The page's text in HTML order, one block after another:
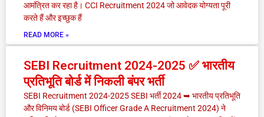
आमंत्रित कर रहा है। CCI Recruitment 2024 जो आवेदक योग्यता पूरी
करते हैं और इच्छुक हैं
READ MORE »
SEBI Recruitment 2024-2025 ✅ भारतीय
प्रतिभूति बोर्ड में निकली बंपर भर्ती
SEBI Recruitment 2024-2025 SEBI भर्ती 2024 ➥ भारतीय प्रतिभूति
और विनिमय बोर्ड (SEBI Officer Grade A Recruitment 2024) ने